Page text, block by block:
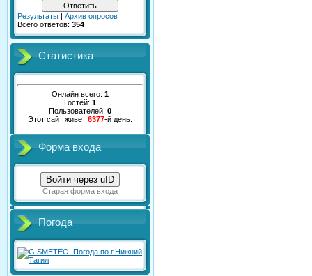
Результаты | Архив опросов
Всего ответов: 354
Статистика
Онлайн всего: 1
Гостей: 1
Пользователей: 0
Этот сайт живет 6377-й день.
Форма входа
Войти через uID
Старая форма входа
Погода